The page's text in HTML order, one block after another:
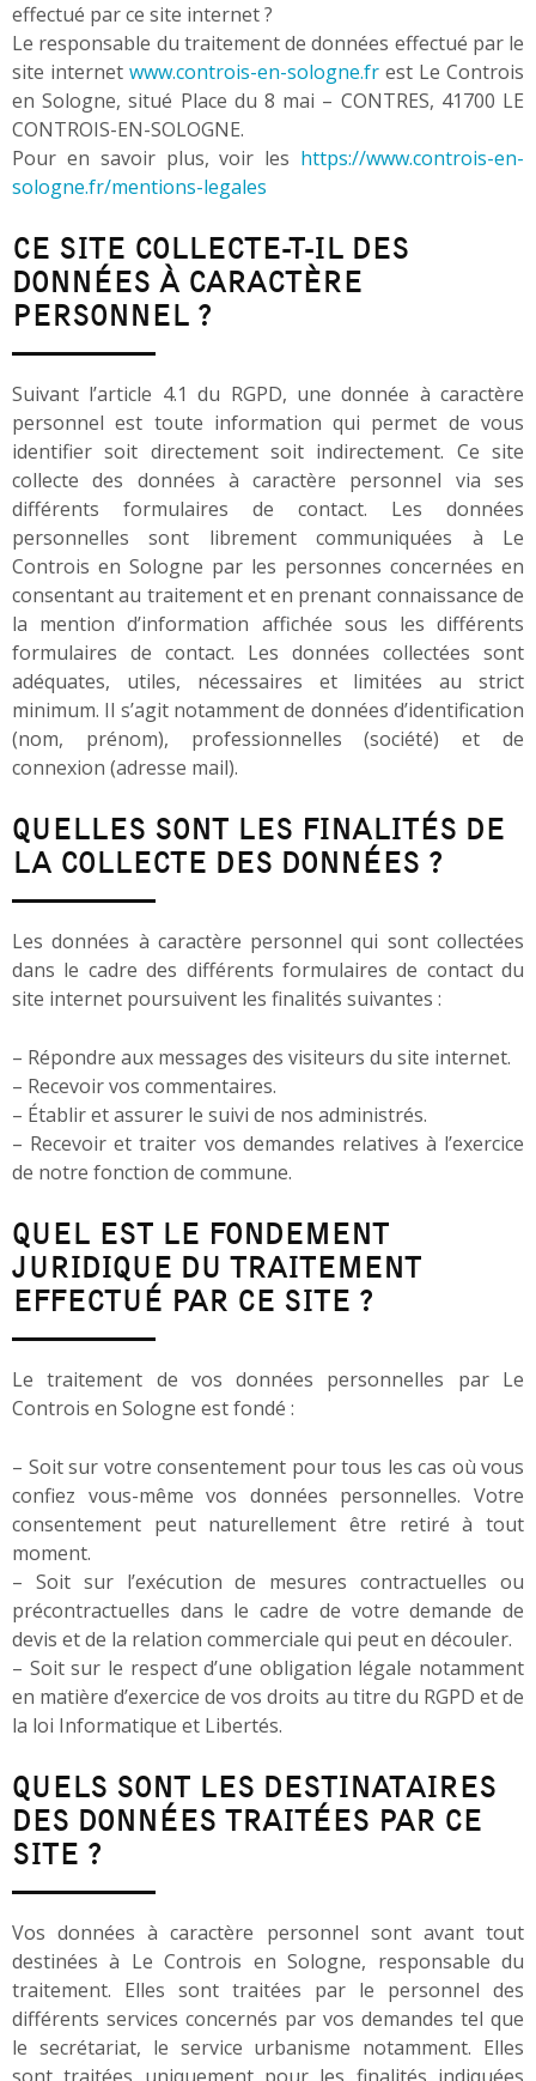
effectué par ce site internet ?
Le responsable du traitement de données effectué par le
site internet www.controis-en-sologne.fr est Le Controis
en Sologne, situé Place du 8 mai – CONTRES, 41700 LE
CONTROIS-EN-SOLOGNE.
Pour en savoir plus, voir les https://www.controis-en-
sologne.fr/mentions-legales
CE SITE COLLECTE-T-IL DES
DONNÉES À CARACTÈRE
PERSONNEL ?
Suivant l’article 4.1 du RGPD, une donnée à caractère
personnel est toute information qui permet de vous
identifier soit directement soit indirectement. Ce site
collecte des données à caractère personnel via ses
différents formulaires de contact. Les données
personnelles sont librement communiquées à Le
Controis en Sologne par les personnes concernées en
consentant au traitement et en prenant connaissance de
la mention d’information affichée sous les différents
formulaires de contact. Les données collectées sont
adéquates, utiles, nécessaires et limitées au strict
minimum. Il s’agit notamment de données d’identification
(nom, prénom), professionnelles (société) et de
connexion (adresse mail).
QUELLES SONT LES FINALITÉS DE
LA COLLECTE DES DONNÉES ?
Les données à caractère personnel qui sont collectées
dans le cadre des différents formulaires de contact du
site internet poursuivent les finalités suivantes :
– Répondre aux messages des visiteurs du site internet.
– Recevoir vos commentaires.
– Établir et assurer le suivi de nos administrés.
– Recevoir et traiter vos demandes relatives à l’exercice
de notre fonction de commune.
QUEL EST LE FONDEMENT
JURIDIQUE DU TRAITEMENT
EFFECTUÉ PAR CE SITE ?
Le traitement de vos données personnelles par Le
Controis en Sologne est fondé :
– Soit sur votre consentement pour tous les cas où vous
confiez vous-même vos données personnelles. Votre
consentement peut naturellement être retiré à tout
moment.
– Soit sur l’exécution de mesures contractuelles ou
précontractuelles dans le cadre de votre demande de
devis et de la relation commerciale qui peut en découler.
– Soit sur le respect d’une obligation légale notamment
en matière d’exercice de vos droits au titre du RGPD et de
la loi Informatique et Libertés.
QUELS SONT LES DESTINATAIRES
DES DONNÉES TRAITÉES PAR CE
SITE ?
Vos données à caractère personnel sont avant tout
destinées à Le Controis en Sologne, responsable du
traitement. Elles sont traitées par le personnel des
différents services concernés par vos demandes tel que
le secrétariat, le service urbanisme notamment. Elles